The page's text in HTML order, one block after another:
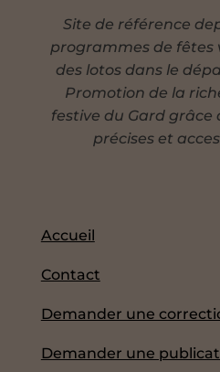
Site de référence
programmes de fêtes
des lotos dans le
Promotion de la
festive du Gard
précises et
Accueil
Contact
Demander une
Demander une